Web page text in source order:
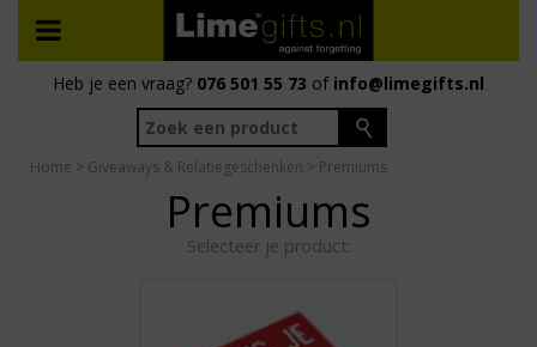
Heb je een vraag? 076 501 55 73 of info@limegifts.nl
Home > Giveaways & Relatiegeschenken > Premiums
Premiums
Selecteer je product: